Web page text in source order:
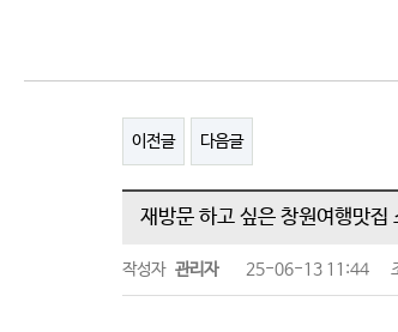
이전글 다음글
재방문 하고 싶은 창원여행맛집
작성자 관리자 25-06-13 11:44